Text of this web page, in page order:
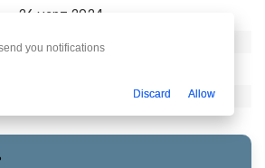
26 март 2024
320 kbps, Stereo
you notifications
Discard Allow